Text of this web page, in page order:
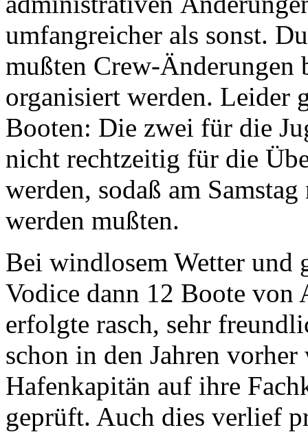
umfangreicher als sonst.
mußten Crew-Änderungen
organisiert werden. Leider
Booten: Die zwei für die
nicht rechtzeitig für die
werden, sodaß am
werden mußten.
Bei windlosem Wetter und
Vodice dann 12 Boote von
erfolgte rasch, sehr
schon in den Jahren
Hafenkapitän auf ihre
geprüft. Auch dies verlief